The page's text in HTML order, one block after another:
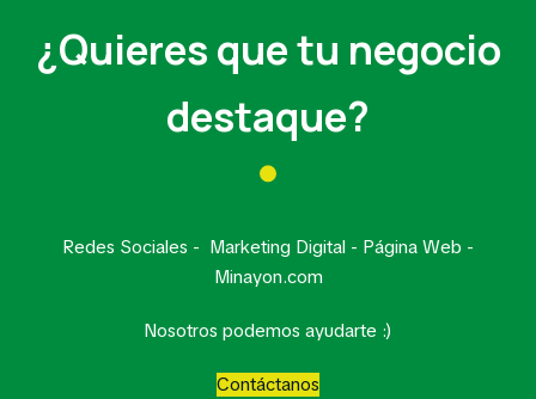
¿Quieres que tu negocio
destaque?
Redes Sociales - Marketing Digital - Página Web -
Minayon.com
Nosotros podemos ayudarte :)
Contáctanos